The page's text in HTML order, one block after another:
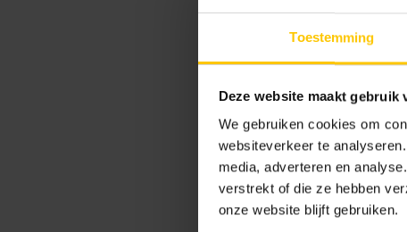
Toestemming
Deze website maakt gebruik
We gebruiken cookies om
websiteverkeer te
media, adverteren en
verstrekt of die ze hebben
onze website blijft gebruiken.
Prijs Eenheid:
Kleur
Standaard kleuren